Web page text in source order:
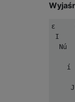
ε
  N
ú
í